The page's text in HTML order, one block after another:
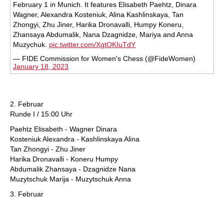
February 1 in Munich. It features Elisabeth Paehtz, Dinara
Wagner, Alexandra Kosteniuk, Alina Kashlinskaya, Tan
Zhongyi, Zhu Jiner, Harika Dronavalli, Humpy Koneru,
Zhansaya Abdumalik, Nana Dzagnidze, Mariya and Anna
Muzychuk. pic.twitter.com/XgtOKIuTdY
— FIDE Commission for Women's Chess (@FideWomen)
January 18, 2023
2. Februar
Runde I / 15:00 Uhr
Paehtz Elisabeth - Wagner Dinara
Kosteniuk Alexandra - Kashlinskaya Alina
Tan Zhongyi - Zhu Jiner
Harika Dronavalli - Koneru Humpy
Abdumalik Zhansaya - Dzagnidze Nana
Muzytschuk Marija - Muzytschuk Anna
3. Februar